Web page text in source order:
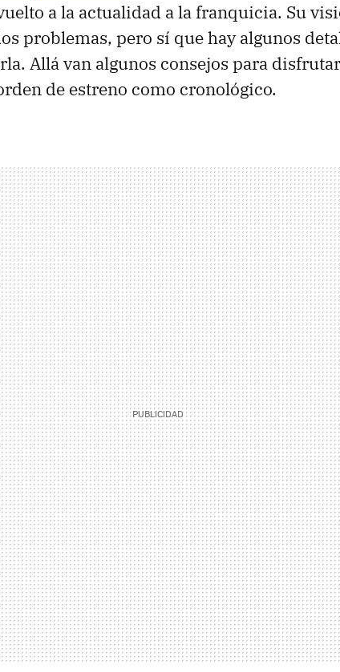
a la actualidad a la franquicia. Su
problemas, pero sí que hay algunos
Allá van algunos consejos para
de estreno como cronológico.